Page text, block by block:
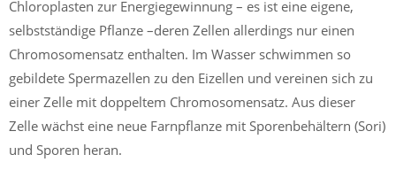
Chloroplasten zur Energiegewinnung – es ist eine eigene,
selbstständige Pflanze –deren Zellen allerdings nur einen
Chromosomensatz enthalten. Im Wasser schwimmen so
gebildete Spermazellen zu den Eizellen und vereinen sich zu
einer Zelle mit doppeltem Chromosomensatz. Aus dieser
Zelle wächst eine neue Farnpflanze mit Sporenbehältern (Sori)
und Sporen heran.